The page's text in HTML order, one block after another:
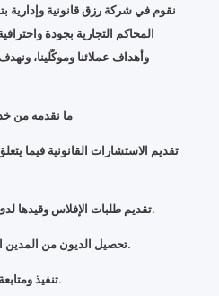
نقوم في شركة رزق قانونية وإدارية
المحاكم التجارية بجودة
وأهداف عملائنا وموكّلينا،
ما نقدمه من
● تقديم طلبات الإفلاس وقيدها لدى المحاكم التجارية.
● تحصيل الديون من المدين المتعثر أو المفلس.
● تنفيذ ومتابعة إجراءات التصفية.